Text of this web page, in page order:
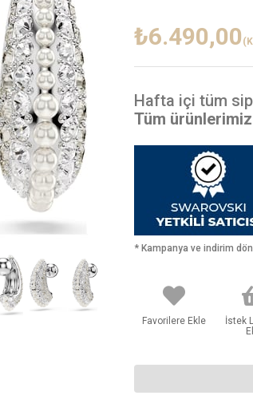
₺6.490,00
Hafta içi tüm
Tüm
* Kampanya ve indirim
Favorilere Ekle
İstek